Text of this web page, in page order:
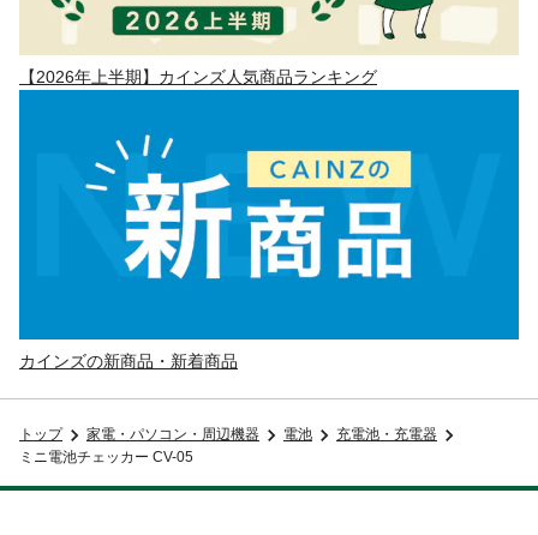
【2026年上半期】カインズ人気商品ランキング
カインズの新商品・新着商品
トップ 家電・パソコン・周辺機器 電池
充電池・充電器
ミニ電池チェッカー CV-05